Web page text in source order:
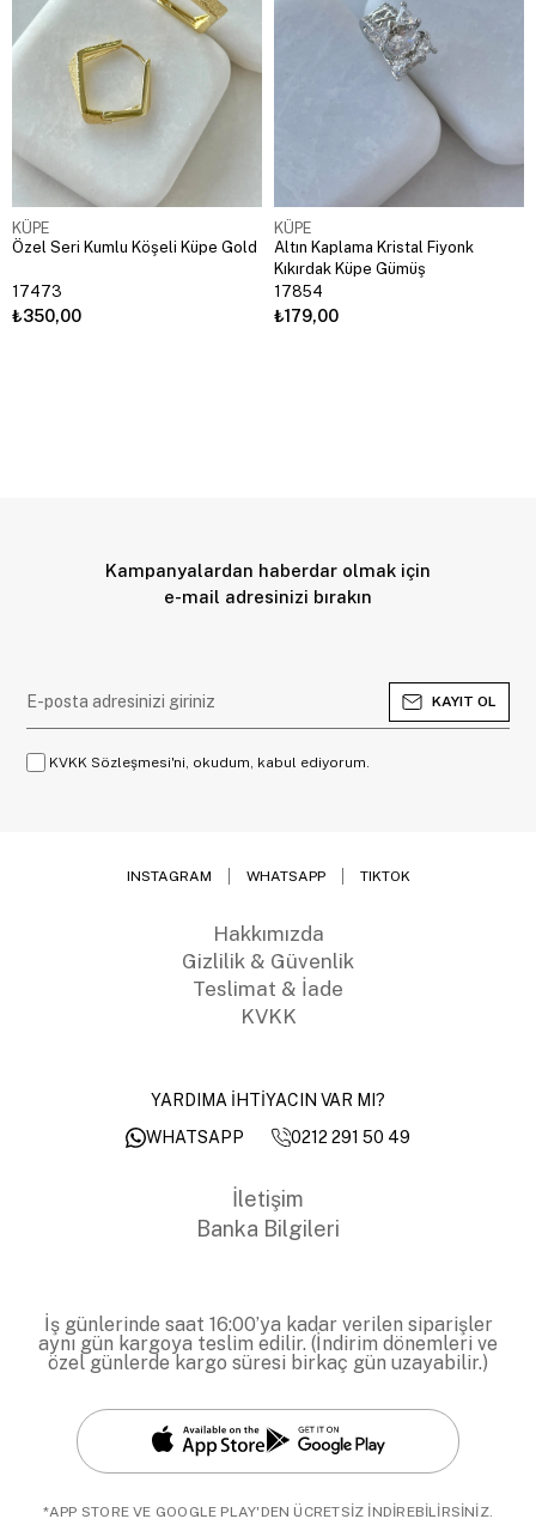
KÜPE
Özel Seri Kumlu Köşeli Küpe Gold
17473
₺350,00
KÜPE
Altın Kaplama Kristal Fiyonk
Kıkırdak Küpe Gümüş
17854
₺179,00
Kampanyalardan haberdar olmak için
e-mail adresinizi bırakın
KAYIT OL
KVKK Sözleşmesi'ni, okudum, kabul ediyorum.
INSTAGRAM WHATSAPP TIKTOK
Hakkımızda
Gizlilik & Güvenlik
Teslimat & İade
KVKK
YARDIMA İHTİYACIN VAR MI?
WHATSAPP
0212 291 50 49
İletişim
Banka Bilgileri
İş günlerinde saat 16:00’ya kadar verilen siparişler
aynı gün kargoya teslim edilir. (İndirim dönemleri ve
özel günlerde kargo süresi birkaç gün uzayabilir.)
*APP STORE VE GOOGLE PLAY'DEN ÜCRETSİZ İNDİREBİLİRSİNİZ.